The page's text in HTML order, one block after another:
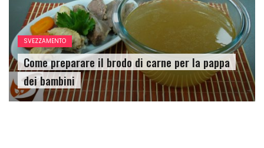
SVEZZAMENTO
Come preparare il brodo di carne per la pappa
dei bambini